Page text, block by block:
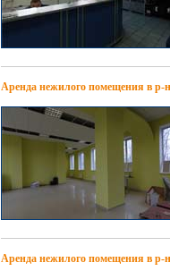
Аренда нежилого помещения в р-
Аренда нежилого помещения в р-